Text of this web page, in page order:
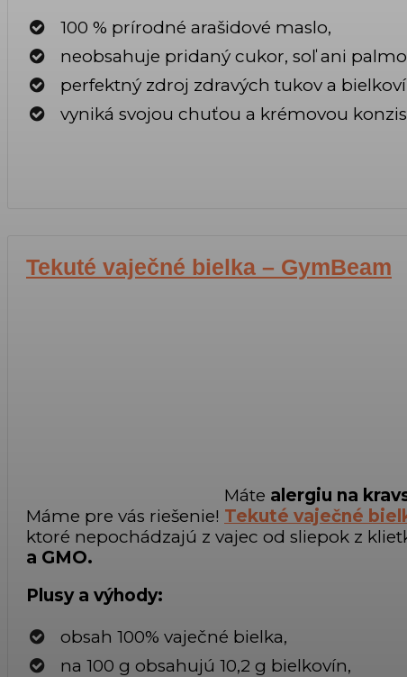
100 % prírodné arašidové maslo,
neobsahuje pridaný cukor, soľ ani
perfektný zdroj zdravých tukov a
vyniká svojou chuťou a krémovou
Tekuté vaječné bielka – GymBeam
Máte alergiu na
Máme pre vás riešenie! Tekuté vaječné
ktoré nepochádzajú z vajec od sliepok z
a GMO.
Plusy a výhody:
obsah 100% vaječné bielka,
na 100 g obsahujú 10,2 g bielkovín,